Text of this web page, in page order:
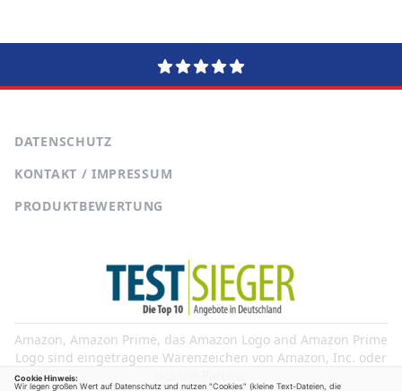
DATENSCHUTZ
KONTAKT / IMPRESSUM
PRODUKTBEWERTUNG
Amazon, Amazon Prime, das Amazon Logo and Amazon Prime
Logo sind eingetragene Warenzeichen von Amazon, Inc. oder
Cookie Hinweis:
Wir legen großen Wert auf Datenschutz und nutzen "Cookies" (kleine Text-Dateien, die